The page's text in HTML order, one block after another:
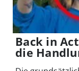
Back in
die